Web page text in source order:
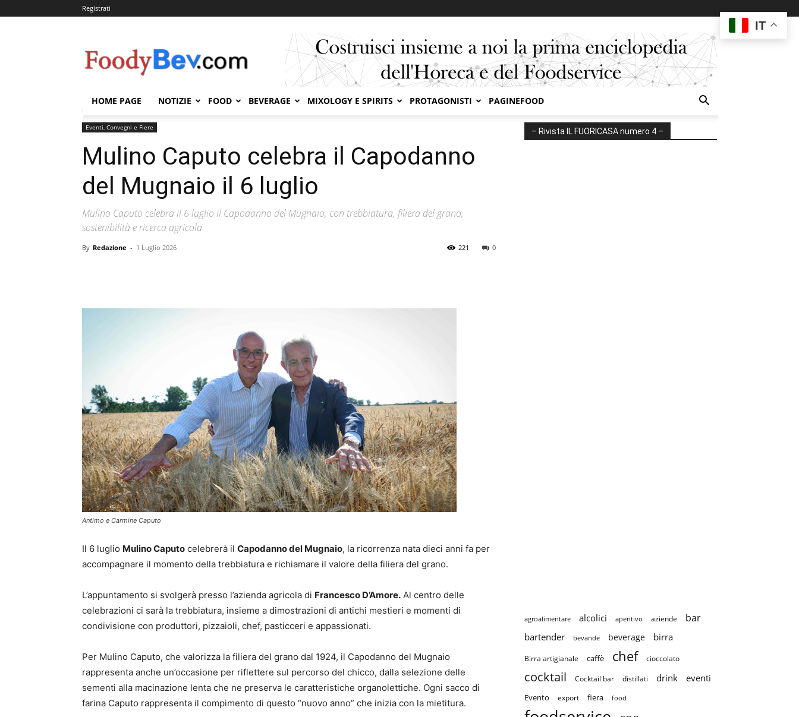
Registrati
HOME PAGE NOTIZIE FOOD BEVERAGE MIXOLOGY E SPIRITS PROTAGONISTI PAGINEFOOD
Home
Eventi, Convegni e Fiere
Mulino Caputo celebra il Capodanno
del Mugnaio il 6 luglio
Mulino Caputo celebra il 6 luglio il Capodanno del Mugnaio, con trebbiatura, filiera del grano,
sostenibilità e ricerca agricola
By Redazione - 1 Luglio 2026 0
221
Antimo e Carmine Caputo
Il 6 luglio Mulino Caputo celebrerà il Capodanno del Mugnaio, la ricorrenza nata dieci anni fa per
accompagnare il momento della trebbiatura e richiamare il valore della filiera del grano.
L’appuntamento si svolgerà presso l’azienda agricola di Francesco D’Amore. Al centro delle
celebrazioni ci sarà la trebbiatura, insieme a dimostrazioni di antichi mestieri e momenti di
condivisione con produttori, pizzaioli, chef, pasticceri e appassionati.
Per Mulino Caputo, che valorizza la filiera del grano dal 1924, il Capodanno del Mugnaio
rappresenta anche un’occasione per riflettere sul percorso del chicco, dalla selezione delle
sementi alla macinazione lenta che ne preserva le caratteristiche organolettiche. Ogni sacco di
farina Caputo rappresenta il compimento di questo “nuovo anno” che inizia con la mietitura.
– Rivista IL FUORICASA numero 4 –
agroalimentare alcolici aperitivo aziende bar
bartender bevande beverage birra
Birra artigianale caffè chef cioccolato
cocktail Cocktail bar distillati drink eventi
Evento export fiera food
IT